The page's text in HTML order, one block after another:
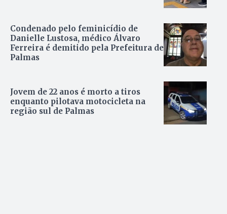
Condenado pelo feminicídio de
Danielle Lustosa, médico Álvaro
Ferreira é demitido pela Prefeitura de
Palmas
Jovem de 22 anos é morto a tiros
enquanto pilotava motocicleta na
região sul de Palmas